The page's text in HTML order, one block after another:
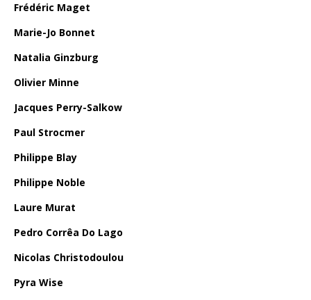
Frédéric Maget
Marie-Jo Bonnet
Natalia Ginzburg
Olivier Minne
Jacques Perry-Salkow
Paul Strocmer
Philippe Blay
Philippe Noble
Laure Murat
Pedro Corrêa Do Lago
Nicolas Christodoulou
Pyra Wise